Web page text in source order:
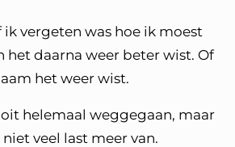
ik vergeten was hoe ik moest
het daarna weer beter wist. Of
het weer wist.
helemaal weggegaan, maar
veel last meer van.